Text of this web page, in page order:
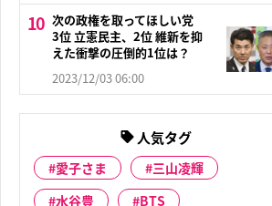
次の政権を取ってほしい党
3位 立憲民主、2位 維新を抑
えた衝撃の圧倒的1位は？
2023/12/03 06:00
人気タグ
愛子さま
三山凌輝
水谷豊
BTS